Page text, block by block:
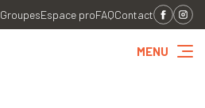
GroupesEspace proFAQContact
MENU